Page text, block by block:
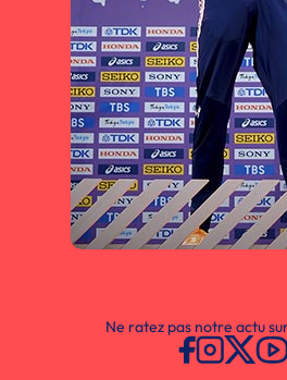
Ne ratez pas notre actu